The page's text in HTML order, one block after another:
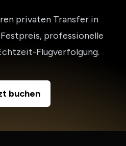
privaten Transfer in
professionelle
Flugverfolgung.
buchen